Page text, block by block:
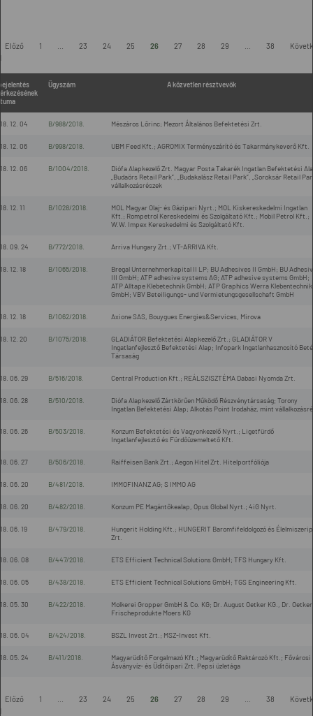
Előző 1 23 24 25 26 27 28 29 38
Ügyszám A közvetlen résztvevők
12. 04 B/988/2018. Mészáros Lőrinc; Mezort Általános Befektetési Zrt.
12. 06 B/998/2018. UBM Feed Kft.; AGROMIX Terményszárító és Takarmánykeverő Kft.
12. 06 B/1004/2018.
Diófa Alapkezelő Zrt. Magyar Posta Takarék Ingatlan Befektetési
„Budaörs Retail Park”, „Budakalász Retail Park”, „Soroksár Retail
vállalkozásrészek
12. 11 B/1028/2018.
MOL Magyar Olaj- és Gázipari Nyrt.; MOL Kiskereskedelmi Ingatlan
Kft.; Rompetrol Kereskedelmi és Szolgáltató Kft.; Mobil Petrol Kft.;
W.W. Impex Kereskedelmi és Szolgáltató Kft.
09. 24 B/772/2018. Arriva Hungary Zrt.; VT-ARRIVA Kft.
12. 18 B/1065/2018.
Bregal Unternehmerkapital II LP; BU Adhesives II GmbH; BU
III GmbH; ATP adhesive systems AG; ATP adhesive systems GmbH;
ATP Alltape Klebetechnik GmbH; ATP Graphics Werra Klebentechnik
GmbH; VBV Beteiligungs- und Vermietungsgesellschaft GmbH
12. 18 B/1062/2018. Axione SAS, Bouygues Energies&Services, Mirova
12. 20 B/1075/2018.
GLADIÁTOR Befektetési Alapkezelő Zrt.; GLADIÁTOR V
Ingatlanfejlesztő Befektetési Alap; Infopark Ingatlanhasznosító
Társaság
06. 29 B/516/2018. Central Production Kft.; REÁLSZISZTÉMA Dabasi Nyomda Zrt.
06. 28 B/510/2018.
Diófa Alapkezelő Zártkörűen Működő Részvénytársaság; Torony
Ingatlan Befektetési Alap; Alkotás Point Irodaház, mint
06. 26 B/503/2018.
Konzum Befektetési és Vagyonkezelő Nyrt.; Ligetfürdő
Ingatlanfejlesztő és Fürdőüzemeltető Kft.
06. 27 B/506/2018. Raiffeisen Bank Zrt.; Aegon Hitel Zrt. Hitelportfóliója
06. 20 B/481/2018. IMMOFINANZ AG; S IMMO AG
06. 20 B/482/2018. Konzum PE Magántőkealap, Opus Global Nyrt.; 4iG Nyrt.
06. 19 B/479/2018.
Hungerit Holding Kft.; HUNGERIT Baromfifeldolgozó és
Zrt.
06. 08 B/447/2018. ETS Efficient Technical Solutions GmbH; TFS Hungary Kft.
06. 05 B/438/2018. ETS Efficient Technical Solutions GmbH; TGS Engineering Kft.
05. 30 B/422/2018.
Molkerei Gropper GmbH & Co. KG; Dr. August Oetker KG., Dr. Oetker
Frischeprodukte Moers KG
06. 04 B/424/2018. BSZL Invest Zrt.; MSZ-Invest Kft.
05. 24 B/411/2018.
Magyarüdítő Forgalmazó Kft.; Magyarüdítő Raktározó Kft.; Fővárosi
Ásványvíz- és Üdítőipari Zrt. Pepsi üzletága
Előző 1 23 24 25 26 27 28 29 38